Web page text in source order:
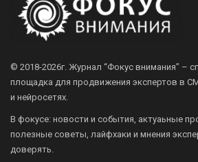
© 2018-2026г. Журнал “Фокус внимания” –
площадка для продвижения экспертов в
и нейросетях.
В фокусе: новости и события, актуаьные
полезные советы, лайфхаки и мнения
доверять.